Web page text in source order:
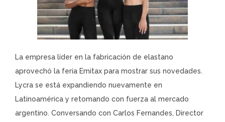
La empresa líder en la fabricación de elastano
aprovechó la feria Emitax para mostrar sus novedades.
Lycra se está expandiendo nuevamente en
Latinoamérica y retomando con fuerza al mercado
argentino. Conversando con Carlos Fernandes, Director